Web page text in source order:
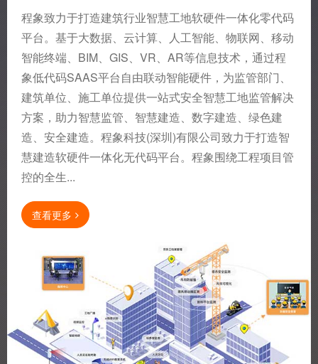
程象致力于打造建筑行业智慧工地软硬件一体化零代码
平台。基于大数据、云计算、人工智能、物联网、移动
智能终端、BIM、GIS、VR、AR等信息技术，通过程
象低代码SAAS平台自由联动智能硬件，为监管部门、
建筑单位、施工单位提供一站式安全智慧工地监管解决
方案，助力智慧监管、智慧建造、数字建造、绿色建
造、安全建造。程象科技(深圳)有限公司致力于打造智
慧建造软硬件一体化无代码平台。程象围绕工程项目管
控的全生...
查看更多